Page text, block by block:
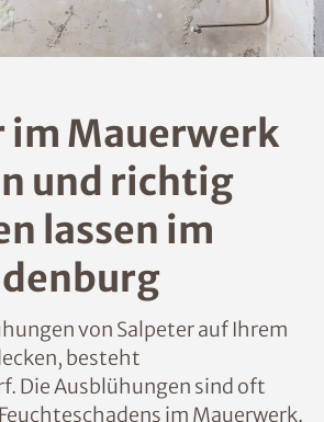
im Mauerwerk
und richtig
lassen im
von Salpeter auf Ihrem
besteht
Die Ausblühungen sind oft
im Mauerwerk.